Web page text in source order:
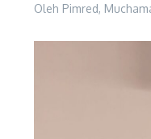
Oleh Pimred,